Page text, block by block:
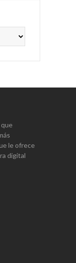
le ofrece
digital